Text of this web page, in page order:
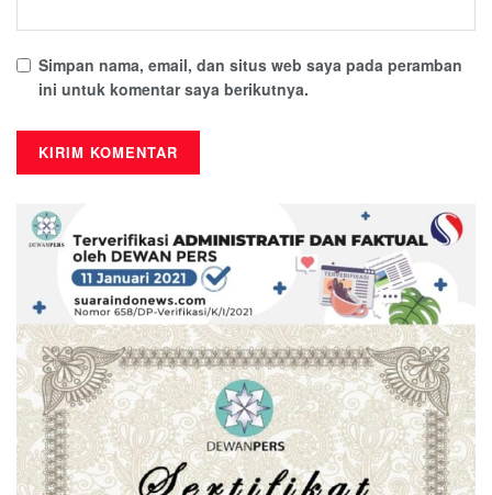
Simpan nama, email, dan situs web saya pada peramban
ini untuk komentar saya berikutnya.